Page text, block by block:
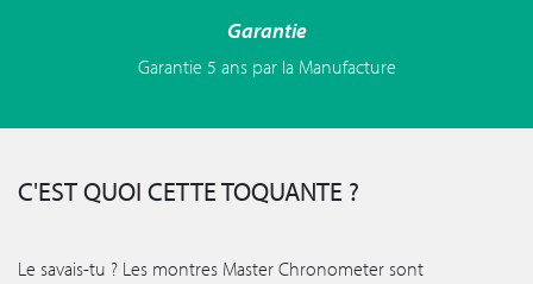
Garantie
Garantie 5 ans par la Manufacture
C'EST QUOI CETTE TOQUANTE ?
Le savais-tu ? Les montres Master Chronometer sont